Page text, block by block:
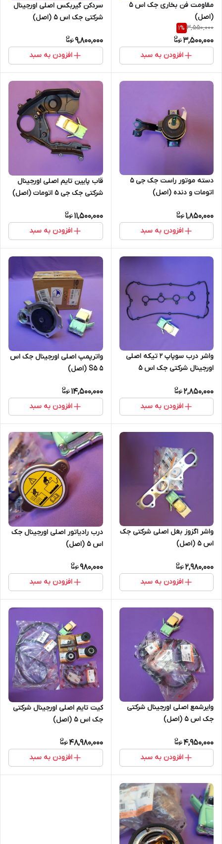
مقاومت فن بخاری جک اس 5
(اصل)
3,550,000
1%
3,500,000
افزودن به سبد
سردکن گیربکس اصلی اورجینال
شرکتی جک اس 5 (اصل)
9,800,000
افزودن به سبد
دسته موتور راست جک جی 5
اتومات و دنده (اصل)
1,850,000
افزودن به سبد
قاب پایین تایم اصلی اورجینال
شرکتی جک جی 5 اتومات (اصل)
11,500,000
افزودن به سبد
واشر درب سوپاپ 2 تیکه اصلی
اورجینال شرکتی جک اس 5
2,850,000
افزودن به سبد
واترپمپ اصلی اورجینال جک اس
5 S5 (اصل)
14,500,000
افزودن به سبد
واشر اگزوز بغل اصلی شرکتی جک
اس 5 (اصل)
2,980,000
افزودن به سبد
درب رادیاتور اصلی اورجینال جک
اس 5 (اصل)
980,000
افزودن به سبد
وایرشمع اصلی اورجینال شرکتی
جک اس 5 (اصل)
4,950,000
افزودن به سبد
کیت تایم اصلی اورجینال شرکتی
جک اس 5 (اصل)
48,980,000
افزودن به سبد